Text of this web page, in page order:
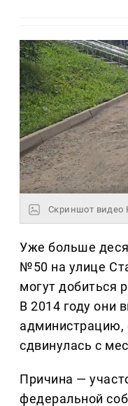
Скриншот видео
Уже больше
№50 на улице
могут добиться
В 2014 году они
администрацию,
сдвинулась с
Причина —
федеральной